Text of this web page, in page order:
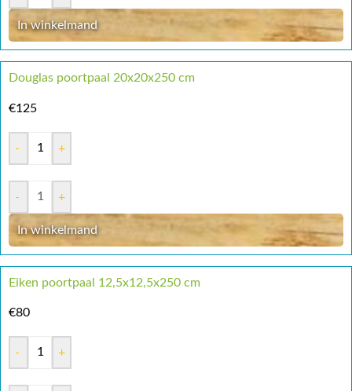
In winkelmand
Douglas poortpaal 20x20x250 cm
€125
- +
- +
In winkelmand
Eiken poortpaal 12,5x12,5x250 cm
€80
- +